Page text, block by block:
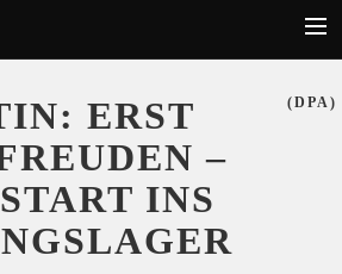
ERST
–
INS
(DPA)